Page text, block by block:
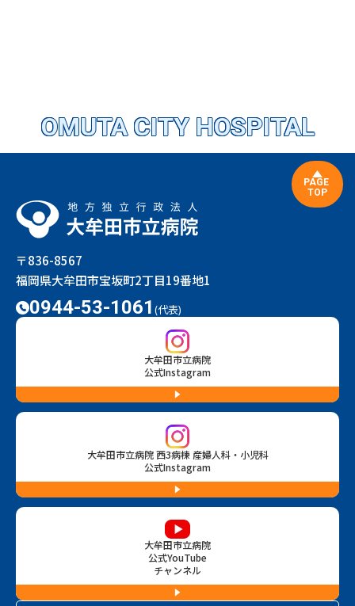
OMUTA CITY HOSPITAL
〒836-8567
福岡県大牟田市宝坂町2丁目19番地1
0944-53-1061 (代表)
大牟田市立病院
公式Instagram
大牟田市立病院 西3病棟 産婦人科・小児科
公式Instagram
大牟田市立病院
公式YouTube
チャンネル
PAGE
TOP